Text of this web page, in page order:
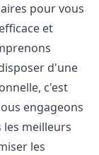
pour vous
et
d'une
c'est
engageons
meilleurs
les